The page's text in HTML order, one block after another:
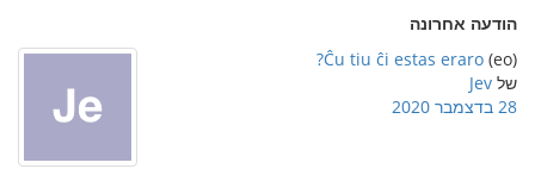
הודעה אחרונה
(eo)
Ĉu tiu ĉi estas eraro?
של Jev
28 בדצמבר 2020